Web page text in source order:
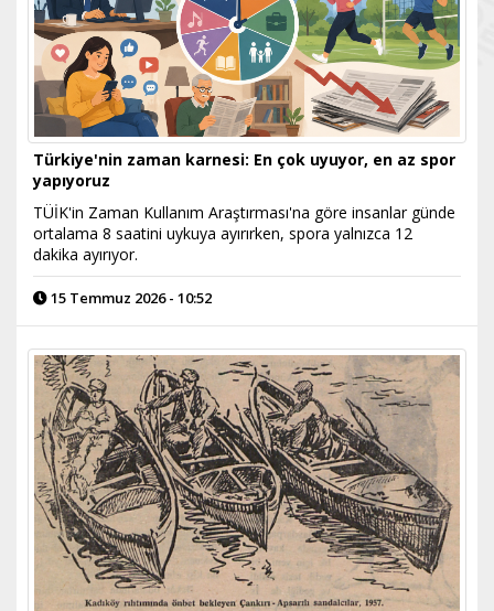
Türkiye'nin zaman karnesi: En çok uyuyor, en az spor
yapıyoruz
TÜİK'in Zaman Kullanım Araştırması'na göre insanlar günde
ortalama 8 saatini uykuya ayırırken, spora yalnızca 12
dakika ayırıyor.
15 Temmuz 2026 - 10:52